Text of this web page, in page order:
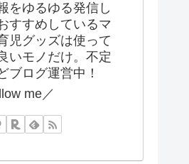
をゆるゆる発信し
すすめしているマ
児グッズは使って
いモノだけ。不定
ブログ運営中！
me／